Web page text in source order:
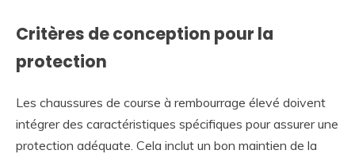
Critères de conception pour la
protection
Les chaussures de course à rembourrage élevé doivent
intégrer des caractéristiques spécifiques pour assurer une
protection adéquate. Cela inclut un bon maintien de la